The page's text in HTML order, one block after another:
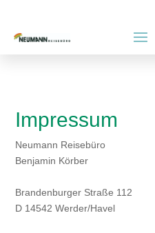
Impressum
Neumann Reisebüro
Benjamin Körber
Brandenburger Straße 112
D 14542 Werder/Havel